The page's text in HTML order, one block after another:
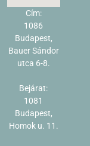
Cím:
1086
Budapest,
Bauer Sándor
utca 6-8.
Bejárat:
1081
Budapest,
Homok u. 11.